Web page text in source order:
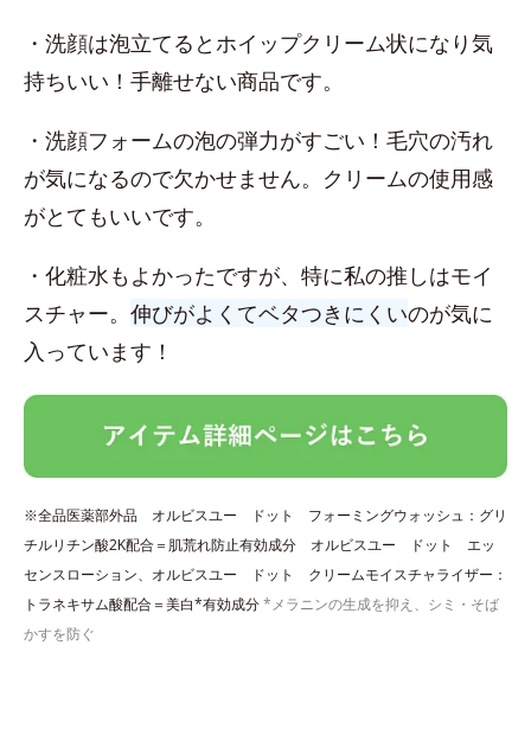
・洗顔は泡立てるとホイップクリーム状になり気
持ちいい！手離せない商品です。
・洗顔フォームの泡の弾力がすごい！毛穴の汚れ
が気になるので欠かせません。クリームの使用感
がとてもいいです。
・化粧水もよかったですが、特に私の推しはモイ
スチャー。 伸びがよくてベタつきにくいのが気に
入っています！
※全品医薬部外品 オルビスユー ドット フォーミングウォッシュ：グリ
チルリチン酸2K配合＝肌荒れ防止有効成分 オルビスユー ドット エッ
センスローション、オルビスユー ドット クリームモイスチャライザー：
トラネキサム酸配合＝美白*有効成分*メラニンの生成を抑え、シミ・そば
かすを防ぐ